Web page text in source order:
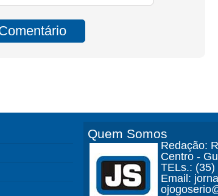
Quem Somos
Redação:
Centro -
TELs.: (35)
Email: